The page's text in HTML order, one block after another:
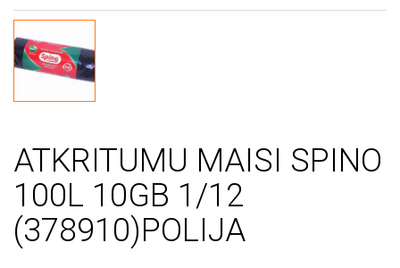
ATKRITUMU MAISI SPINO
100L 10GB 1/12
(378910)POLIJA